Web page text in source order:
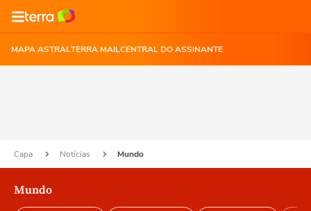
MAPA ASTRALTERRA MAILCENTRAL DO ASSINANTE
Capa Notícias Mundo
Mundo